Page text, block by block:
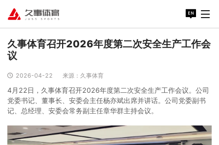
久事体育召开2026年度第二次安全生产工作会
议
2026-04-22 来源：久事体育
4月22日，久事体育召开2026年度第二次安全生产工作会议。公司
党委书记、董事长、安委会主任杨亦斌出席并讲话。公司党委副书
记、总经理、安委会常务副主任章华群主持会议。